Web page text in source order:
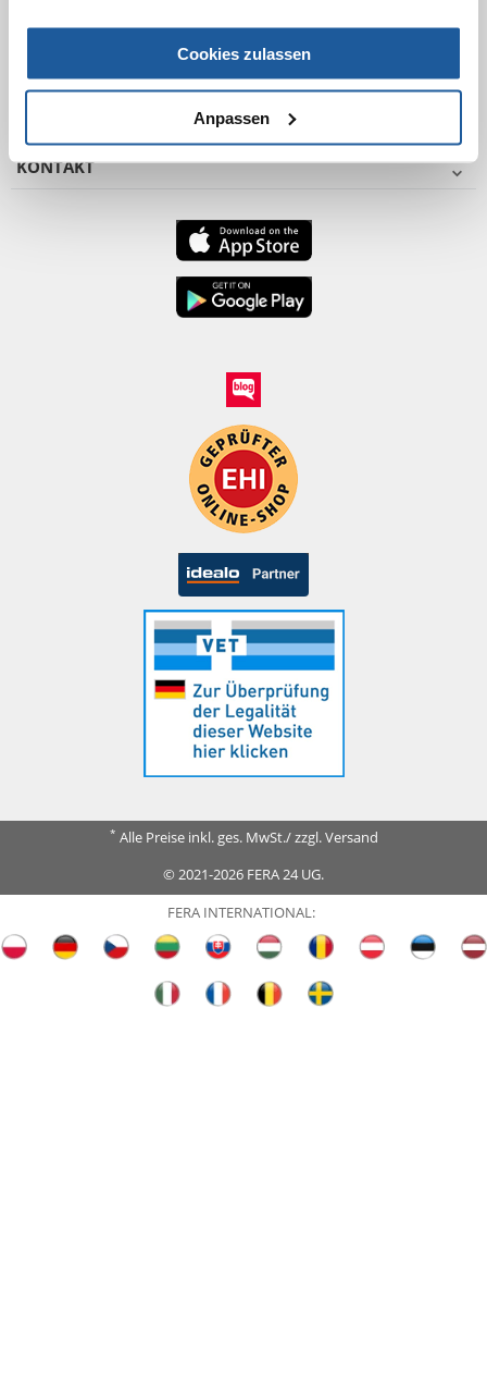
Cookies zulassen
Anpassen
KONTAKT
* Alle Preise inkl. ges. MwSt./ zzgl. Versand
© 2021-2026 FERA 24 UG.
FERA INTERNATIONAL: